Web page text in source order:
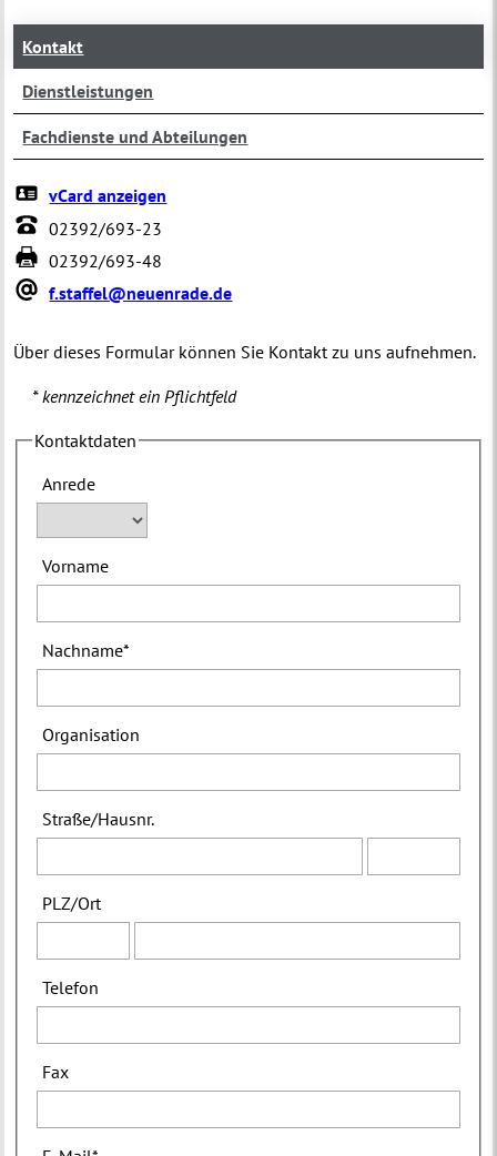
Kontakt
Dienstleistungen
Fachdienste und Abteilungen
vCard anzeigen
02392/693-23
02392/693-48
f.staffel@neuenrade.de
Über dieses Formular können Sie Kontakt zu uns aufnehmen.
* kennzeichnet ein Pflichtfeld
Kontaktdaten
Anrede
Vorname
Nachname*
Organisation
Straße/Hausnr.
PLZ/Ort
Telefon
Fax